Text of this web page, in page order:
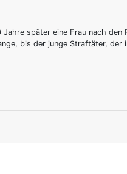
später eine Frau nach
bis der junge Straftäter, der